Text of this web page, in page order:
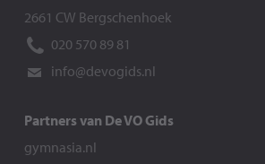
2661 CW Bergschenhoek
020 570 89 81
info@devogids.nl
Partners van De VO Gids
gymnasia.nl